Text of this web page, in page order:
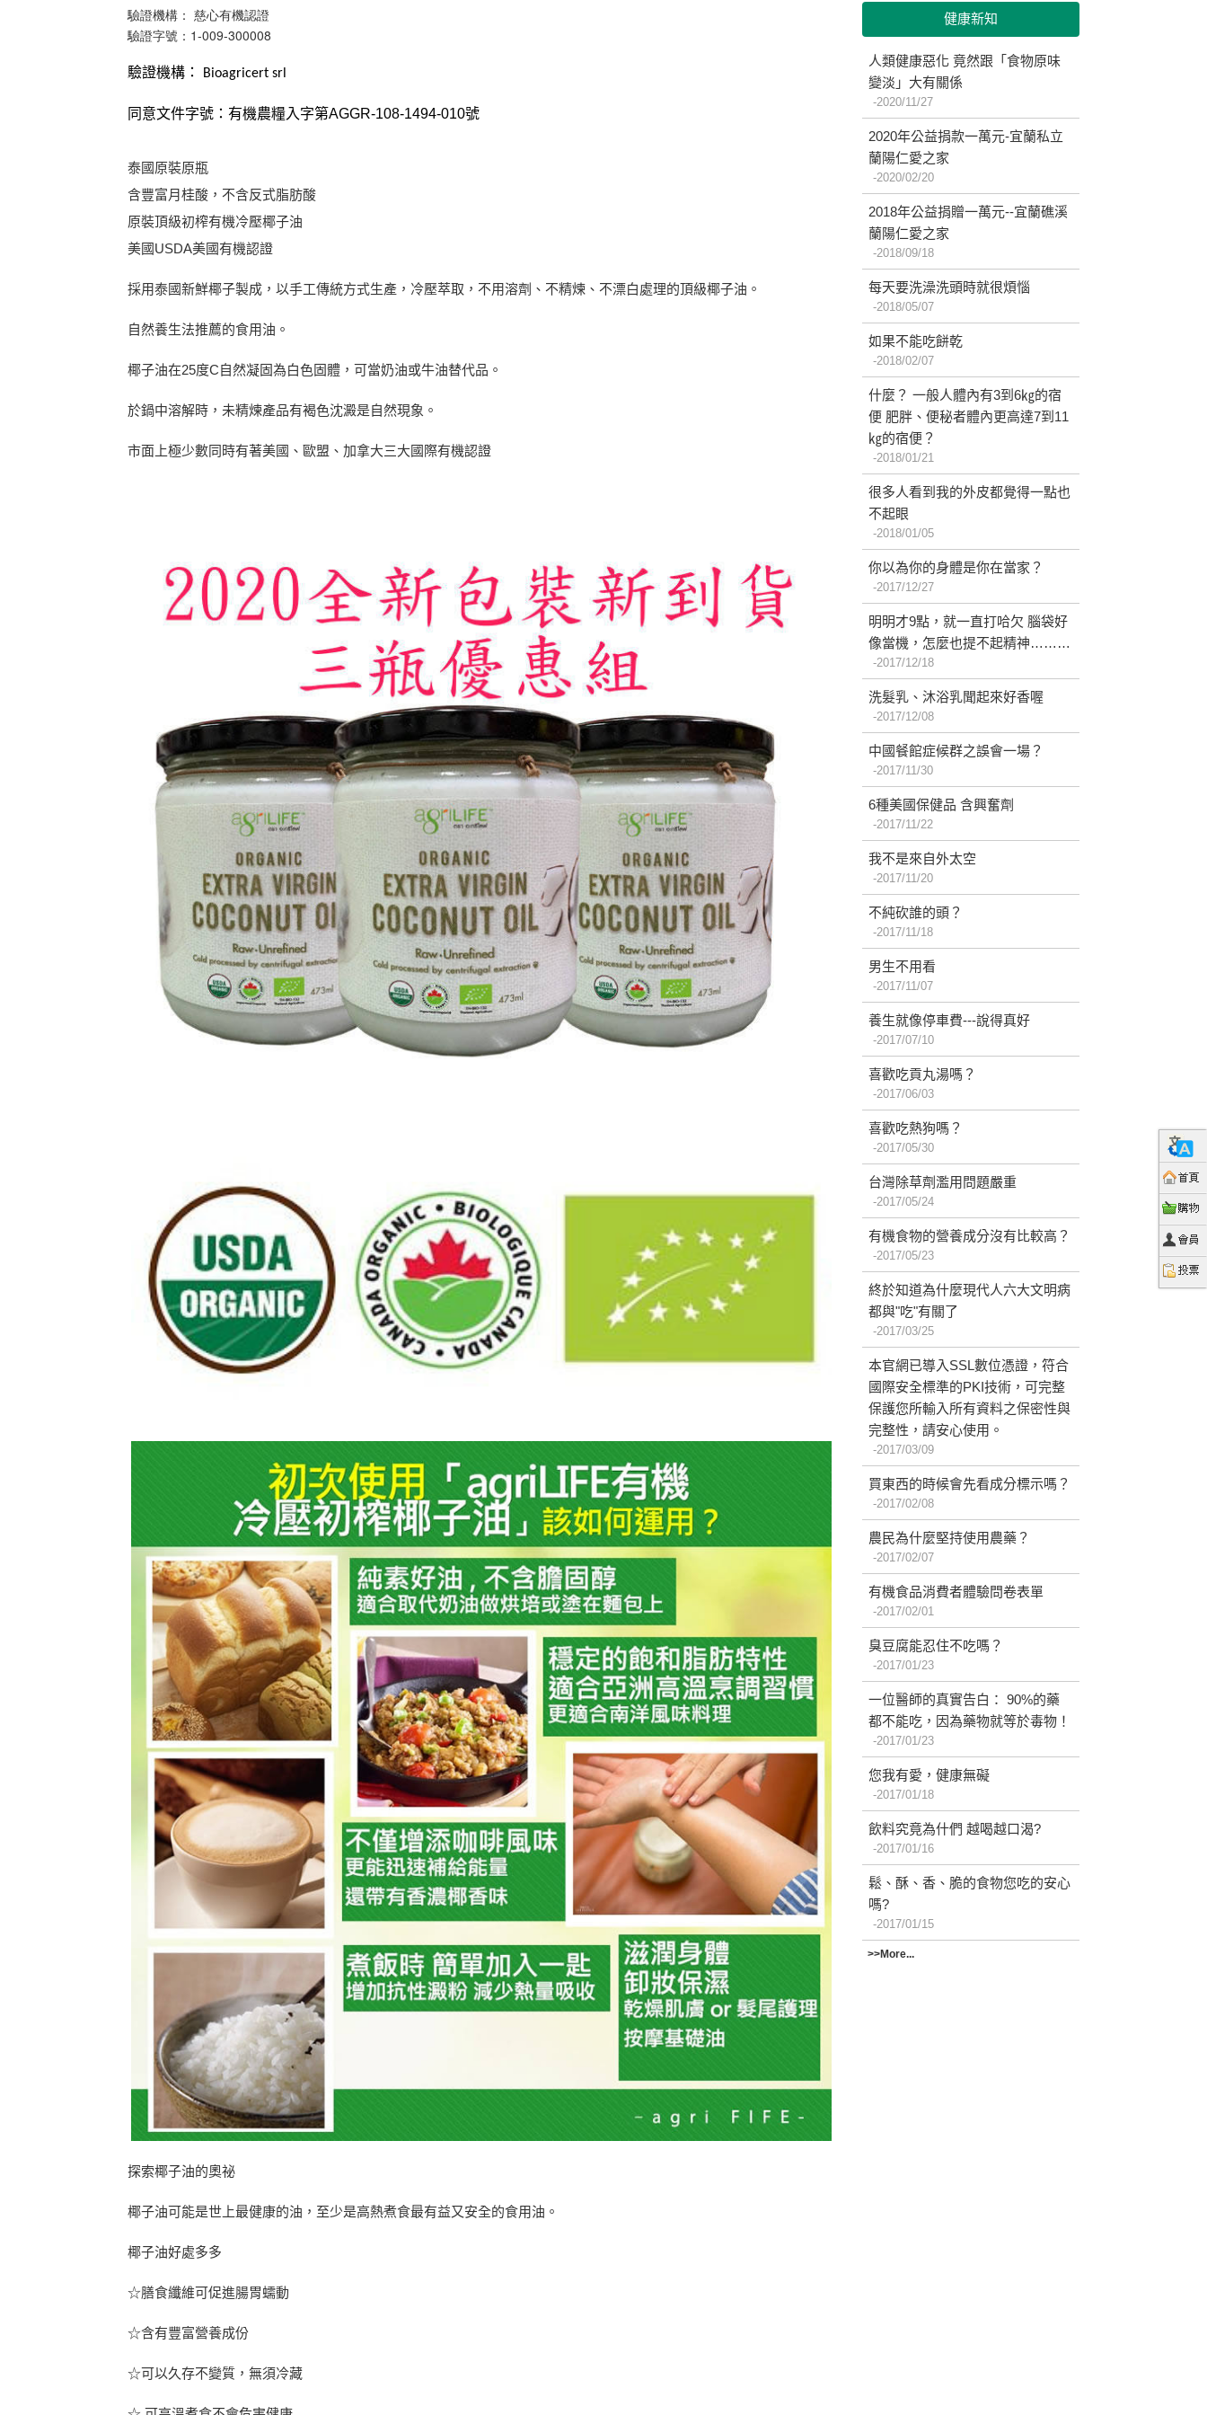
驗證機構： 慈心有機認證
驗證字號：1-009-300008
驗證機構： Bioagricert srl
同意文件字號：有機農糧入字第AGGR-108-1494-010號
泰國原裝原瓶
含豐富月桂酸，不含反式脂肪酸
原裝頂級初榨有機冷壓椰子油
美國USDA美國有機認證
採用泰國新鮮椰子製成，以手工傳統方式生產，冷壓萃取，不用溶劑、不精煉、不漂白處理的頂級椰子油。
自然養生法推薦的食用油。
椰子油在25度C自然凝固為白色固體，可當奶油或牛油替代品。
於鍋中溶解時，未精煉產品有褐色沈澱是自然現象。
市面上極少數同時有著美國、歐盟、加拿大三大國際有機認證
探索椰子油的奧祕
椰子油可能是世上最健康的油，至少是高熱煮食最有益又安全的食用油。
椰子油好處多多
☆膳食纖維可促進腸胃蠕動
☆含有豐富營養成份
☆可以久存不變質，無須冷藏
健康新知
人類健康惡化 竟然跟「食物原味
變淡」大有關係
2020/11/27
2020年公益捐款一萬元-宜蘭私立
蘭陽仁愛之家
2020/02/20
2018年公益捐贈一萬元--宜蘭礁溪
蘭陽仁愛之家
2018/09/18
每天要洗澡洗頭時就很煩惱
2018/05/07
如果不能吃餅乾
2018/02/07
什麼？ 一般人體內有3到6㎏的宿
便 肥胖、便秘者體內更高達7到11
㎏的宿便？
2018/01/21
很多人看到我的外皮都覺得一點也
不起眼
2018/01/05
你以為你的身體是你在當家？
2017/12/27
明明才9點，就一直打哈欠 腦袋好
像當機，怎麼也提不起精神………
2017/12/18
洗髮乳、沐浴乳聞起來好香喔
2017/12/08
中國餐館症候群之誤會一場？
2017/11/30
6種美國保健品 含興奮劑
2017/11/22
我不是來自外太空
2017/11/20
不純砍誰的頭？
2017/11/18
男生不用看
2017/11/07
養生就像停車費---說得真好
2017/07/10
喜歡吃貢丸湯嗎？
2017/06/03
喜歡吃熱狗嗎？
2017/05/30
台灣除草劑濫用問題嚴重
2017/05/24
有機食物的營養成分沒有比較高？
2017/05/23
終於知道為什麼現代人六大文明病
都與"吃"有關了
2017/03/25
本官網已導入SSL數位憑證，符合
國際安全標準的PKI技術，可完整
保護您所輸入所有資料之保密性與
完整性，請安心使用。
2017/03/09
買東西的時候會先看成分標示嗎？
2017/02/08
農民為什麼堅持使用農藥？
2017/02/07
有機食品消費者體驗問卷表單
2017/02/01
臭豆腐能忍住不吃嗎？
2017/01/23
一位醫師的真實告白： 90%的藥
都不能吃，因為藥物就等於毒物！
2017/01/23
您我有愛，健康無礙
2017/01/18
飲料究竟為什們 越喝越口渴?
2017/01/16
鬆、酥、香、脆的食物您吃的安心
嗎?
2017/01/15
>>More...